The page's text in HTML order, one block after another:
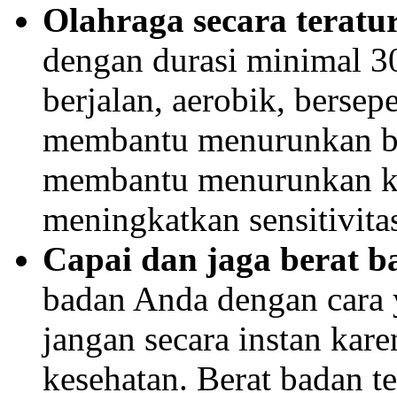
Olahraga secara
dengan durasi minimal
berjalan, aerobik,
membantu menurunkan
membantu menurunkan
meningkatkan
Capai dan jaga berat
badan Anda dengan
jangan secara instan
kesehatan. Berat badan